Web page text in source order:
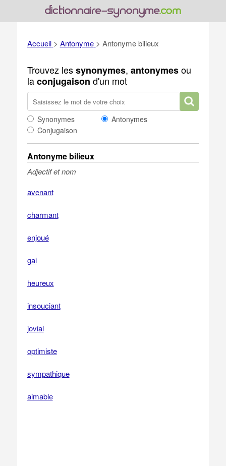
Accueil > Antonyme > Antonyme bilieux
Trouvez lessynonymes, antonymesou
laconjugaison d'un mot
Synonymes
Antonymes
Conjugaison
Antonyme bilieux
Adjectif et nom
avenant
charmant
enjoué
gai
heureux
insouciant
jovial
optimiste
sympathique
aimable